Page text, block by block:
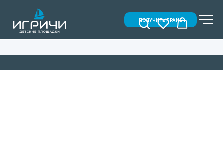
ПОЛУЧИТЬ ПРАЙС